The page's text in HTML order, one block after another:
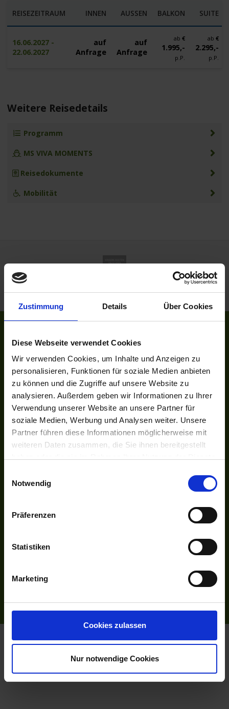
Zustimmung Details Über Cookies
Diese Webseite verwendet Cookies
Wir verwenden Cookies, um Inhalte und Anzeigen zu
personalisieren, Funktionen für soziale Medien anbieten
zu können und die Zugriffe auf unsere Website zu
analysieren. Außerdem geben wir Informationen zu Ihrer
Verwendung unserer Website an unsere Partner für
soziale Medien, Werbung und Analysen weiter. Unsere
Partner führen diese Informationen möglicherweise mit
weiteren Daten zusammen, die Sie ihnen bereitgestellt
Notwendig
Präferenzen
Statistiken
Marketing
Cookies zulassen
Nur notwendige Cookies
REISEZEITRAUM INNEN AUSSEN BALKON SUITE
16.06.2027 -
22.06.2027
auf
Anfrage
auf
Anfrage
ab€
1.995,-
p.P.
ab€
2.295,-
p.P.
Weitere Reisedetails
Programm
MS VIVA MOMENTS
Reisedokumente
Mobilität
Unsere Auszeichnungen
Kontakt
Newsletter
Jobs
UNSER NETZWERK
SOCIAL
Instagram
Bildnachweise
AGB
Reiseversicherung
Flussreisen.de© 2026